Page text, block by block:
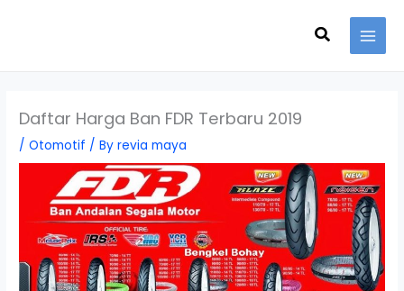
Search
Daftar Harga Ban FDR Terbaru 2019
/Otomotif / Byrevia maya